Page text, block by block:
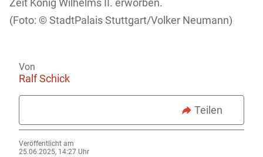
Zeit König Wilhelms II. erworben.
StadtPalais Stuttgart/Volker Neumann)
Von
Ralf Schick
Teilen
Veröffentlicht am
25.06.2025, 14:27 Uhr